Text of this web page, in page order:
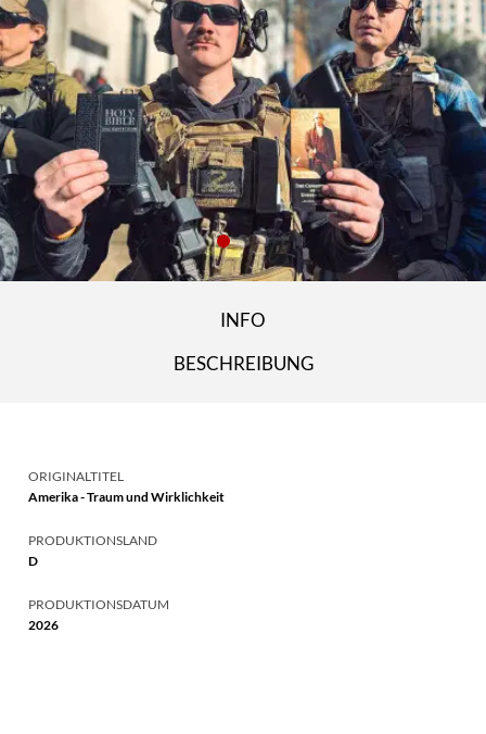
INFO
BESCHREIBUNG
ORIGINALTITEL
Amerika - Traum und Wirklichkeit
PRODUKTIONSLAND
D
PRODUKTIONSDATUM
2026